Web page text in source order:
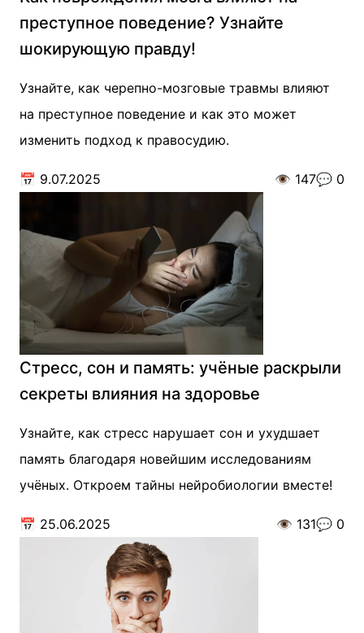
преступное поведение? Узнайте
шокирующую правду!
Узнайте, как черепно-мозговые травмы влияют
на преступное поведение и как это может
изменить подход к правосудию.
📅 9.07.2025 👁️ 147💬 0
Стресс, сон и память: учёные раскрыли
секреты влияния на здоровье
Узнайте, как стресс нарушает сон и ухудшает
память благодаря новейшим исследованиям
учёных. Откроем тайны нейробиологии вместе!
📅 25.06.2025 👁️ 131💬 0